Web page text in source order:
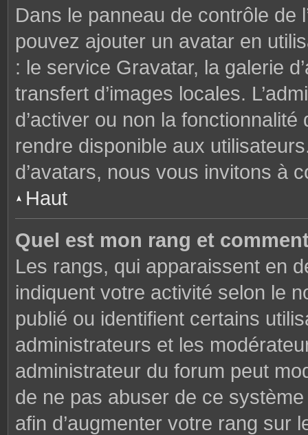
Dans le panneau de contrôle de
pouvez ajouter un avatar en
: le service Gravatar, la galerie
transfert d’images locales.
d’activer ou non la
rendre disponible aux
d’avatars, nous vous invitons à
Haut
Quel est mon rang et
Les rangs, qui apparaissent en
indiquent votre activité selon le
publié ou identifient certains
administrateurs et les
administrateur du forum peut
de ne pas abuser de ce
afin d’augmenter votre rang sur